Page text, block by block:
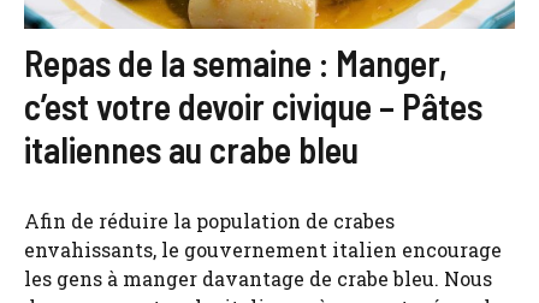
Repas de la semaine : Manger,
c’est votre devoir civique – Pâtes
italiennes au crabe bleu
Afin de réduire la population de crabes
envahissants, le gouvernement italien encourage
les gens à manger davantage de crabe bleu. Nous